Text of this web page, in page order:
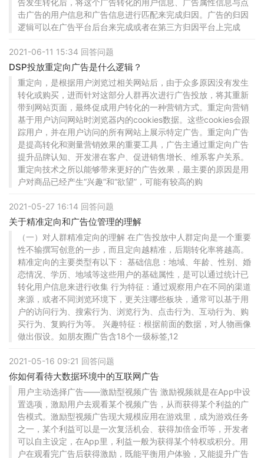
告发生转化后，将这个广告转化的用户信息、广告属性信息与点
击广告的用户信息和广告信息进行匹配来完成归因。广告的归因
逻辑可以在广告平台后台来完成或者在第三方归因平台上完成
2021-06-11 15:34 回答问题
DSP投放重定向广告是什么逻辑？
重定向，是根据用户浏览过相关网站后，由于众多原因没有发生
转化或购买，进而针对这部分人群再次进行广告投放，将其重新
带到网站页面，最终促成用户转化的一种营销方式。重定向营销
基于用户访问网站时浏览器内的cookies数据。这些cookies会跟
踪用户，并在用户访问的所有网站上展示特定广告。重定向广告
是提高转化和测量营销效果的重要工具，广告主通过重定向广告
提升品牌认知、开发潜在客户、促进销售增长、维系客户关系。
重定向技术之所以能够带来更好的广告效果，最主要的原因是用
户对商品已经产生“兴趣”和“欲望”，可能有较高的购
2021-05-27 16:14 回答问题
关于精准定向和广告位管理的理解
（一）对人群精准定向的理解 在广告投放中人群定向是一个重要
性不输撰写创意的一步，而且定向越精准，后期转化率将越高。
精准定向的主要类型有以下： 基础信息：地域、年龄、性别、婚
恋情况、学历、地域等这些用户的基础属性，是可以通过统计已
转化用户信息来进行收集 行为特征：通过观察用户在不同的渠道
来源，或者不同浏览环境下，更关注哪些板块，通常可以基于用
户的访问行为、搜索行为、浏览行为、点击行为、互动行为、购
买行为、复购行为等。 兴趣特征：根据前面的数据，对人物画像
做出假设。如朋友圈广告含18个一级标签,12
2021-05-16 09:21 回答问题
你如何看待大数据环境中的互联网广告
用户主动选择广告——激励型视频广告 激励视频就是在App中设
置选项，激励用户去观看某个视频广告，从而获得某个利益的广
告模式。激励型视频广告现大规模应用在游戏里，成为游戏任务
之一，某个利益可以是一次复活机会、获得加倍金币等，开发者
可以自主设定，在App里，利益一般为获得某个特权或积分。用
户在观看完广告后获得激励，既能平衡用户体验，又能提升广告